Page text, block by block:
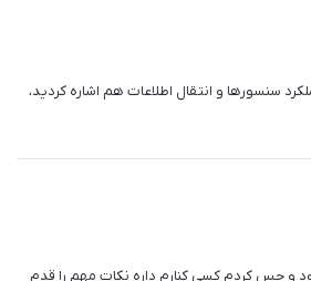
سنسورها و انتقال اطلاعات هم اشاره کردید،
و حس کردم کسی کنارم داره نکات مهم را قدم